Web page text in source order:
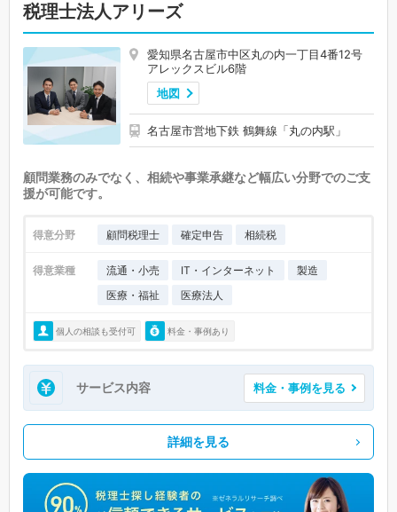
税理士法人アリーズ
愛知県名古屋市中区丸の内一丁目4番12号
アレックスビル6階
地図
名古屋市営地下鉄 鶴舞線「丸の内駅」
顧問業務のみでなく、相続や事業承継など幅広い分野でのご支
援が可能です。
得意分野 顧問税理士 確定申告 相続税
得意業種 流通・小売 IT・インターネット
製造
医療・福祉
医療法人
個人の相談も受付可 料金・事例あり
サービス内容 料金・事例を見る
詳細を見る